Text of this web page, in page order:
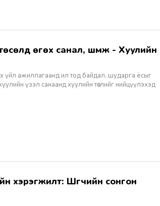
үйл ажиллагаанд ил тод байдал, шударга ёсыг
үзэл санаанд хуулийн төслийг нийцүүлэхэд